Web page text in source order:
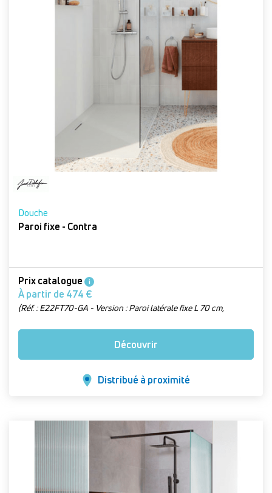
Douche
Paroi fixe - Contra
Prix catalogue i
À partir de 474 €
(Réf. : E22FT70-GA - Version : Paroi latérale fixe L 70 cm,
Découvrir
Distribué à proximité